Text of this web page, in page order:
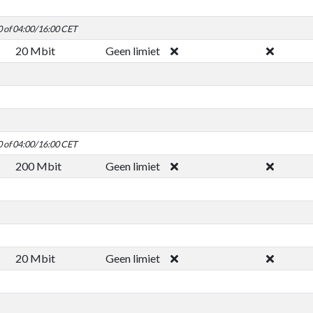
04:00/16:00 CET
20 Mbit Geen limiet
04:00/16:00 CET
200 Mbit Geen limiet
20 Mbit Geen limiet